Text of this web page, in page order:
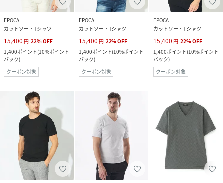
EPOCA
カットソー・Tシャツ
15,400 円 22%OFF
1,400ポイント(10%ポイント
バック)
クーポン対象
EPOCA
カットソー・Tシャツ
15,400 円 22%OFF
1,400ポイント(10%ポイント
バック)
クーポン対象
EPOCA
カットソー・Tシャツ
15,400 円 22%OFF
1,400ポイント(10%ポイント
バック)
クーポン対象